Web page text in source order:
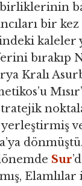
bir kez
kaleler
bırakıp
Kralı
Sur
Elamlılar